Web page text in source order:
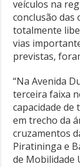
veículos na
conclusão das
totalmente
vias
previstas,
“Na Avenida
terceira faixa
capacidade
em trecho da
cruzamentos
Piratininga e
de Mobilidade